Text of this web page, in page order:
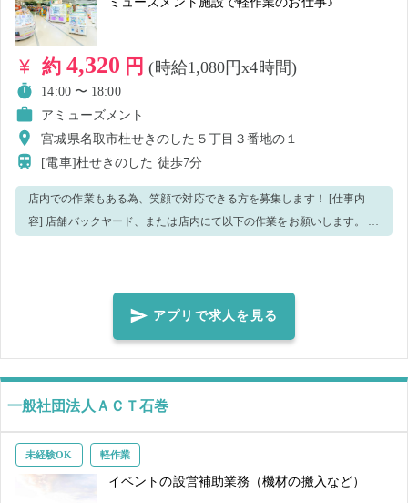
い！！》 ■交通費支給 ■入社祝い金最大10万円（規定あり） ■社員登用
制度あり※多数輩出 ■昇給あり ※詳細は当日近くの従業員にお尋ねく
ださい♪
約 4,320 円(時給1,080円x4時間)
14:00 〜 18:00
アミューズメント
宮城県名取市杜せきのした５丁目３番地の１
[電車]杜せきのした 徒歩7分
店内での作業もある為、笑顔で対応できる方を募集します！ [仕事内
容] 店舗バックヤード、または店内にて以下の作業をお願いします。 ・
ご経験がなくてもできるお仕事をお手伝いいただける方を募集しま
す！ 少しでも気になった方はまず空いている日程へご応募お願いいた
します♪ 作業の流れを覚えてしまえば、どんどんスピードアップしてい
けます！ 【こんな方におススメ！】 ・エンターテイメントが好き ・楽
しい空間で働きたい また、当施設では常勤のスタッフを募集していま
の方も、常勤をご検討の方も、まずは就業できる日程にてシェアフル
よりご応募をお願いします♪ 皆様のご応募をお待ちしております！
アプリで求人を見る
一般社団法人ＡＣＴ石巻
未経験OK 軽作業
イベントの設営補助業務（機材の搬入など）